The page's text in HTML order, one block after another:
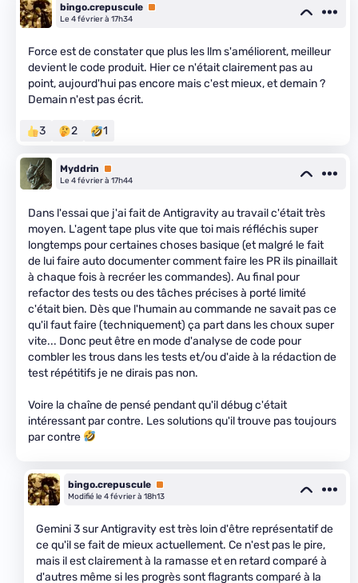
bingo.crepuscule Premium
Le 4 février à 17h34
Force est de constater que plus les llm s'améliorent, meilleur
devient le code produit. Hier ce n'était clairement pas au
point, aujourd'hui pas encore mais c'est mieux, et demain ?
Demain n'est pas écrit.
3 2 1
Myddrin
Premium
Le 4 février à 17h44
Dans l'essai que j'ai fait de Antigravity au travail c'était très
moyen. L'agent tape plus vite que toi mais réfléchis super
longtemps pour certaines choses basique (et malgré le fait
de lui faire auto documenter comment faire les PR ils pinaillait
à chaque fois à recréer les commandes). Au final pour
refactor des tests ou des tâches précises à porté limité
c'était bien. Dès que l'humain au commande ne savait pas ce
qu'il faut faire (techniquement) ça part dans les choux super
vite... Donc peut être en mode d'analyse de code pour
combler les trous dans les tests et/ou d'aide à la rédaction de
test répétitifs je ne dirais pas non.
Voire la chaîne de pensé pendant qu'il débug c'était
intéressant par contre. Les solutions qu'il trouve pas toujours
par contre
bingo.crepuscule Premium
Modifié le 4 février à 18h13
Gemini 3 sur Antigravity est très loin d'être représentatif de
ce qu'il se fait de mieux actuellement. Ce n'est pas le pire,
mais il est clairement à la ramasse et en retard comparé à
d'autres même si les progrès sont flagrants comparé à la